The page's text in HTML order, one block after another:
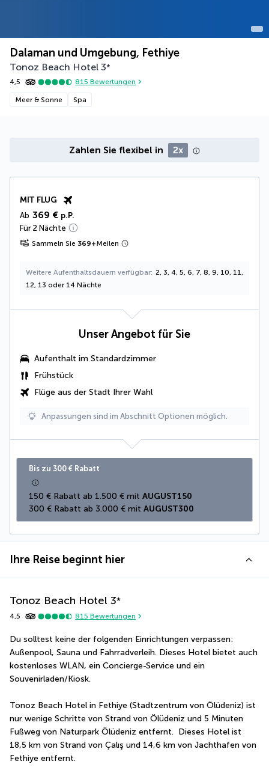
Dalaman und Umgebung, Fethiye
Tonoz Beach Hotel 3*
4,5 815 Bewertungen
Meer & Sonne Spa
Zahlen Sie flexibel in 2x
MIT FLUG
Ab 369 € p.P.
Für 2 Nächte
Sammeln Sie 369+Meilen
Weitere Aufenthaltsdauern verfügbar
2, 3, 4, 5, 6, 7, 8, 9, 10, 11,
12, 13 oder 14 Nächte
Unser Angebot für Sie
Aufenthalt im Standardzimmer
Frühstück
Flüge aus der Stadt Ihrer Wahl
Anpassungen sind im Abschnitt Optionen möglich.
Bis zu 300 € Rabatt
150 € Rabatt ab 1.500 € mit AUGUST150
300 € Rabatt ab 3.000 € mit AUGUST300
Ihre Reise beginnt hier
Tonoz Beach Hotel 3*
4,5 815 Bewertungen
Du solltest keine der folgenden Einrichtungen verpassen:
Außenpool, Sauna und Fahrradverleih. Dieses Hotel bietet auch
kostenloses WLAN, ein Concierge-Service und ein
Souvenirladen/Kiosk.
Tonoz Beach Hotel in Fethiye (Stadtzentrum von Ölüdeniz) ist
nur wenige Schritte von Strand von Ölüdeniz und 5 Minuten
Fußweg von Naturpark Ölüdeniz entfernt.  Dieses Hotel ist
18,5 km von Strand von Çalış und 14,6 km von Jachthafen von
Fethiye entfernt.